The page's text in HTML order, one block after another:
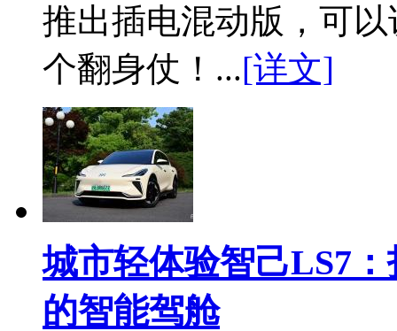
推出插电混动版，可
个翻身仗！...[详文]
城市轻体验智己LS7
的智能驾舱